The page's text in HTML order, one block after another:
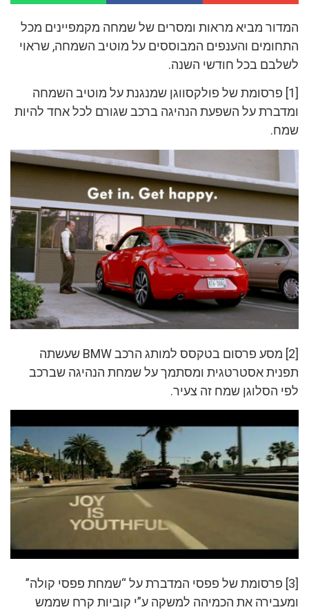
המדור מביא מראות ומסרים של שמחה מקמפיינים מכל
התחומים והענפים המבוססים על מוטיב השמחה, שראוי
לשלבם בכל חודשי השנה.
[1] פרסומת של פולקסווגן שמנגנת על מוטיב השמחה
ומדברת על השפעת הנהיגה ברכב שגורם לכל אחד להיות
שמח.
[2] מסע פרסום בטקסס למותג הרכב BMW שעשתה
תפנית אסטרטגית ומסתמך על שמחת הנהיגה שברכב
לפי הסלוגן שמח זה צעיר.
[3] פרסומת של פפסי המדברת על “שמחת פפסי קולה”
ומעבירה את הכמיהה למשקה ע”י קוביות קרח שממש